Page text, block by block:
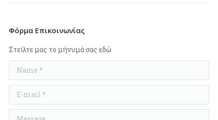
Φόρμα Επικοινωνίας
Στείλτε μας το μήνυμά σας εδώ
Name *
E-mail *
Message